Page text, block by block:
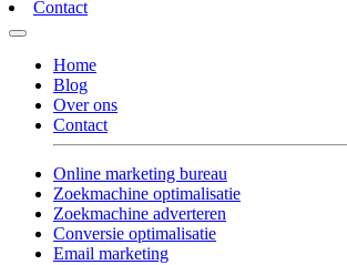
Contact
Home
Blog
Over ons
Contact
Online marketing bureau
Zoekmachine optimalisatie
Zoekmachine adverteren
Conversie optimalisatie
Email marketing